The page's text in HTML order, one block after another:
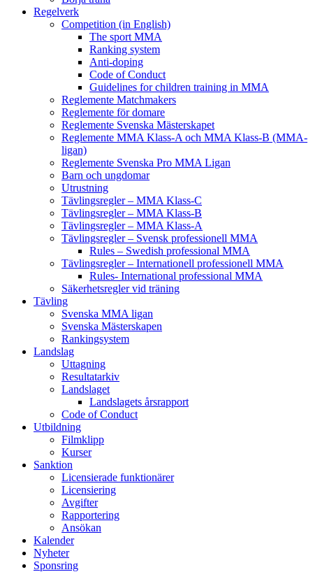
Regelverk
Competition (in English)
The sport MMA
Ranking system
Anti-doping
Code of Conduct
Guidelines for children training in MMA
Reglemente Matchmakers
Reglemente för domare
Reglemente Svenska Mästerskapet
Reglemente MMA Klass-A och MMA Klass-B (MMA-
ligan)
Reglemente Svenska Pro MMA Ligan
Barn och ungdomar
Utrustning
Tävlingsregler – MMA Klass-C
Tävlingsregler – MMA Klass-B
Tävlingsregler – MMA Klass-A
Tävlingsregler – Svensk professionell MMA
Rules – Swedish professional MMA
Tävlingsregler – Internationell professionell MMA
Rules- International professional MMA
Säkerhetsregler vid träning
Tävling
Svenska MMA ligan
Svenska Mästerskapen
Rankingsystem
Landslag
Uttagning
Resultatarkiv
Landslaget
Landslagets årsrapport
Code of Conduct
Utbildning
Filmklipp
Kurser
Sanktion
Licensierade funktionärer
Licensiering
Avgifter
Rapportering
Ansökan
Kalender
Nyheter
Sponsring